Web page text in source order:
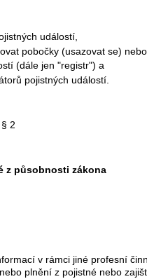
událostí,
pobočky (usazovat se)
(dále jen "registr") a
pojistných událostí.
§ 2
z působnosti zákona
v rámci jiné profesní
plnění z pojistné nebo